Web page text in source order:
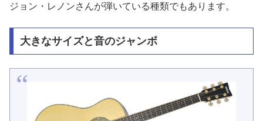
ジョン・レノンさんが弾いている種類でもあります。
大きなサイズと音のジャンボ